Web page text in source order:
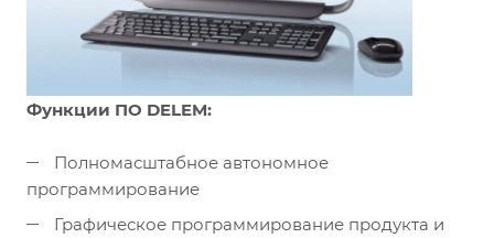
Функции ПО DELEM:
Полномасштабное автономное
программирование
Графическое программирование продукта и